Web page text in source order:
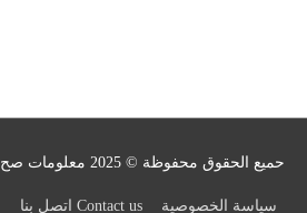
حميع الحقوق محفوظة © 2025 معلومات صح
سياسة الخصوصية Contact us اتصل بنا